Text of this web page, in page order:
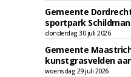
Gemeente
sportpark Schildman
donderdag 30 juli 2026
Gemeente
kunstgrasvelden
woensdag 29 juli 2026